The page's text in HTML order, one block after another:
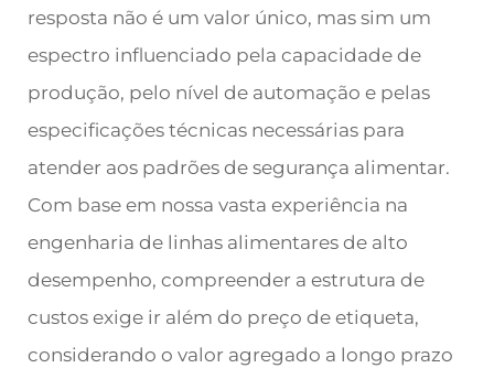
resposta não é um valor único, mas sim um
espectro influenciado pela capacidade de
produção, pelo nível de automação e pelas
especificações técnicas necessárias para
atender aos padrões de segurança alimentar.
Com base em nossa vasta experiência na
engenharia de linhas alimentares de alto
desempenho, compreender a estrutura de
custos exige ir além do preço de etiqueta,
considerando o valor agregado a longo prazo